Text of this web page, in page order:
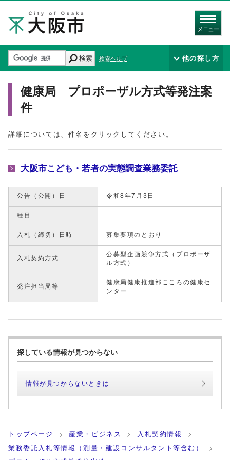
メニュー
検索 検索ヘルプ 他の探し方
健康局 プロポーザル方式等発注案
件
詳細については、件名をクリックしてください。
大阪市こども・若者の実態調査業務委託
公告（公開）日 令和8年7月3日
種目
入札（締切）日時 募集要項のとおり
入札契約方式
公募型企画競争方式（プロポーザ
ル方式）
発注担当局等
健康局健康推進部こころの健康セ
ンター
探している情報が見つからない
情報が見つからないときは
トップページ 産業・ビジネス
入札契約情報
業務委託入札等情報（測量・建設コンサルタント等含む）